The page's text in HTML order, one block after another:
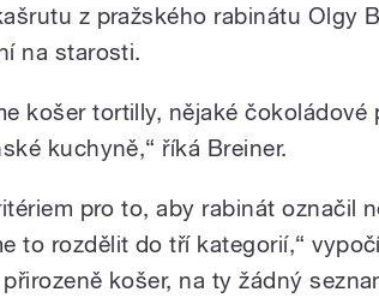
z pražského rabinátu Olgy
na starosti.
košer tortilly, nějaké čokoládové
kuchyně,“ říká Breiner.
pro to, aby rabinát označil
to rozdělit do tří kategorií,“
košer, na ty žádný